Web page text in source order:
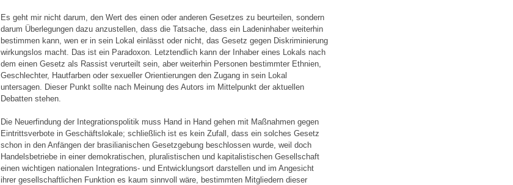
Es geht mir nicht darum, den Wert des einen oder anderen Gesetzes zu beurteilen, sondern
darum Überlegungen dazu anzustellen, dass die Tatsache, dass ein Ladeninhaber weiterhin
bestimmen kann, wen er in sein Lokal einlässt oder nicht, das Gesetz gegen Diskriminierung
wirkungslos macht. Das ist ein Paradoxon. Letztendlich kann der Inhaber eines Lokals nach
dem einen Gesetz als Rassist verurteilt sein, aber weiterhin Personen bestimmter Ethnien,
Geschlechter, Hautfarben oder sexueller Orientierungen den Zugang in sein Lokal
untersagen. Dieser Punkt sollte nach Meinung des Autors im Mittelpunkt der aktuellen
Debatten stehen.
Die Neuerfindung der Integrationspolitik muss Hand in Hand gehen mit Maßnahmen gegen
Eintrittsverbote in Geschäftslokale; schließlich ist es kein Zufall, dass ein solches Gesetz
schon in den Anfängen der brasilianischen Gesetzgebung beschlossen wurde, weil doch
Handelsbetriebe in einer demokratischen, pluralistischen und kapitalistischen Gesellschaft
einen wichtigen nationalen Integrations- und Entwicklungsort darstellen und im Angesicht
ihrer gesellschaftlichen Funktion es kaum sinnvoll wäre, bestimmten Mitgliedern dieser